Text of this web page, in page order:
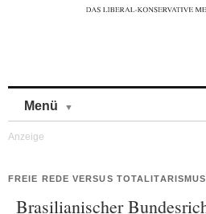
Menü
FREIE REDE VERSUS TOTALITARISMUS
Brasilianischer